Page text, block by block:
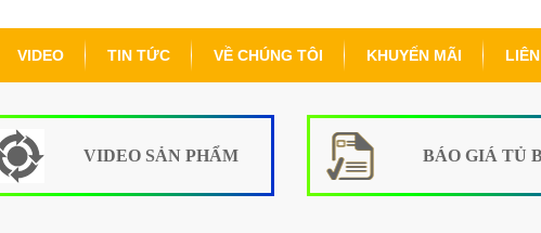
VIDEO TIN TỨC VỀ CHÚNG TÔI KHUYẾN MÃI
VIDEO SẢN PHẨM BÁO GIÁ TỦ